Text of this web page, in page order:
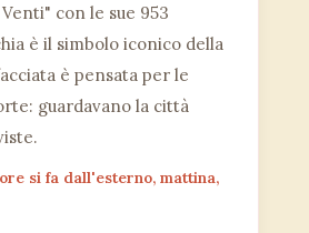
con le sue 953
è il simbolo iconico della
è pensata per le
guardavano la città
si fa dall'esterno, mattina,